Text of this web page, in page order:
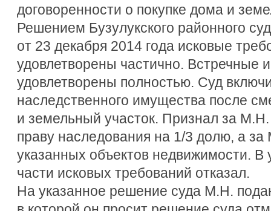
договоренности о покупке дома и
Решением Бузулукского районного
от 23 декабря 2014 года исковые
удовлетворены частично. Встречные
удовлетворены полностью. Суд
наследственного имущества после
и земельный участок. Признал за
праву наследования на 1/3 долю, а за
указанных объектов недвижимости. В
части исковых требований отказал.
На указанное решение суда М.Н.